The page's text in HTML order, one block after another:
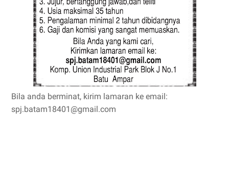
Bila anda berminat, kirim lamaran ke email:
spj.batam18401@gmail.com